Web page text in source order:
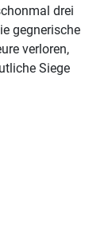
drei
gegnerische
verloren,
Siege